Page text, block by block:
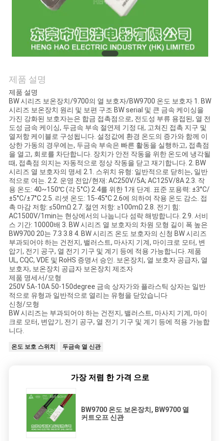
처
뉴
스
모
든
케
이
스
사
이
트
맵
POLICY
제품 설명
제품 설명
BW 시리즈 보온장치/9700의 열 보호자/BW9700 온도 보호자 1. BW
시리즈 보온장치 원리 및 보편 구조 BW serial 및 큰 금속 케이싱을
가진 강화된 보호자는은 합금 접촉점으로, 전도성 부류 용접된, 열 전
도성 금속 케이싱, 두금속 부속 절연제 기정 대, 고쳐진 접촉 지구 및
열저항 케이블로 구성됩니다. 설정값에 환경 온도의 증가와 함께 이
상한 가동의 경우에는, 두금속 부속은 빠른 활동을 실행하고, 접촉점
을 열고, 회로를 차단합니다. 장치가 안전 작동을 위한 온도에 냉각될
때, 접촉점 의지는 자동적으로 정상 작동을 닫고 재기합니다. 2. BW
시리즈 열 보호자의 명세 2.1. 스위치 유형: 일반적으로 닫히는, 일반
적으로 여는. 2.2. 운영 전압/현재: AC250V/5A; AC125V/8A 2.3. 작
용 온도: 40~150℃ (각 5°C) 2.4를 위한 1개 단계. 표준 포용력: ±3°C/
±5°C/±7°C 2.5. 리셋 온도: 15-45°C 2.6에 의하여 작용 온도 감소. 접
촉 마감 저항: ≤50mΩ 2.7. 절연 저항: ≥100mΩ 2.8. 전기 힘:
AC1500V/1min는 현상에서의 나눕니다 섬락 해방합니다. 2.9. 서비
스 기간: 10000배 3. BW 시리즈 열 보호자의 차원 모형 길이 폭 높은
BW9700 20는 7.3 3.8 4. BW 시리즈 온도 보호자의 신청 BW 시리즈
부과되어야 하는 건전지, 밸러스트, 마사지 기계, 마이크로 모터, 변
압기, 전기 공구, 열 전기 기구 및 계기 등에 적용 가능합니다. 제품
UL, CQC, VDE 및 RoHS 증명서 승인. 보온장치, 열 보호자 공급자, 열
보호자, 보온장치 공급자 보온장치 제조자
제품 명세서/모형
250V 5A-10A 50-150degree 금속 상자가와 플라스틱 상자는 일반
적으로 유형과 일반적으로 열리는 유형을 닫았습니다
신청/모형
BW 시리즈는 부과되어야 하는 건전지, 밸러스트, 마사지 기계, 마이
크로 모터, 변압기, 전기 공구, 열 전기 기구 및 계기 등에 적용 가능합
니다.
온도 보호 스위치 두금속 열 신관
가장 저렴 한 가격 으로
BW9700 온도 보온장치, BW9700 열
커트오프 신관